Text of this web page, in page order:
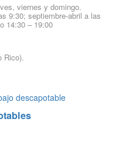
viernes y domingo.
9:30; septiembre-abril a las
14:30 – 19:00
Rico).